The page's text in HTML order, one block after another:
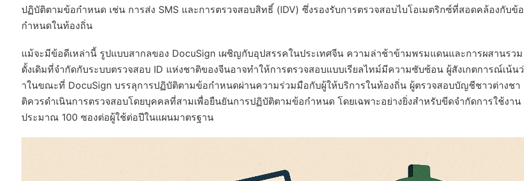
ปฏิบัติตามข้อกำหนด เช่น การส่ง SMS และการตรวจสอบสิทธิ์ (IDV) ซึ่งรองรับการตรวจสอบไบโอเมตริกซ์ที่สอดคล้องกับข้อ
กำหนดในท้องถิ่น
แม้จะมีข้อดีเหล่านี้ รูปแบบสากลของ DocuSign เผชิญกับอุปสรรคในประเทศจีน ความล่าช้าข้ามพรมแดนและการผสานรวม
ดั้งเดิมที่จำกัดกับระบบตรวจสอบ ID แห่งชาติของจีนอาจทำให้การตรวจสอบแบบเรียลไทม์มีความซับซ้อน ผู้สังเกตการณ์เน้นว่
าในขณะที่ DocuSign บรรลุการปฏิบัติตามข้อกำหนดผ่านความร่วมมือกับผู้ให้บริการในท้องถิ่น ผู้ตรวจสอบบัญชีชาวต่างชา
ติควรดำเนินการตรวจสอบโดยบุคคลที่สามเพื่อยืนยันการปฏิบัติตามข้อกำหนด โดยเฉพาะอย่างยิ่งสำหรับขีดจำกัดการใช้งาน
ประมาณ 100 ซองต่อผู้ใช้ต่อปีในแผนมาตรฐาน